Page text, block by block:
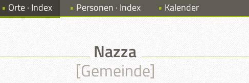
Orte · Index Personen · Index Kalender
Nazza
[Gemeinde]